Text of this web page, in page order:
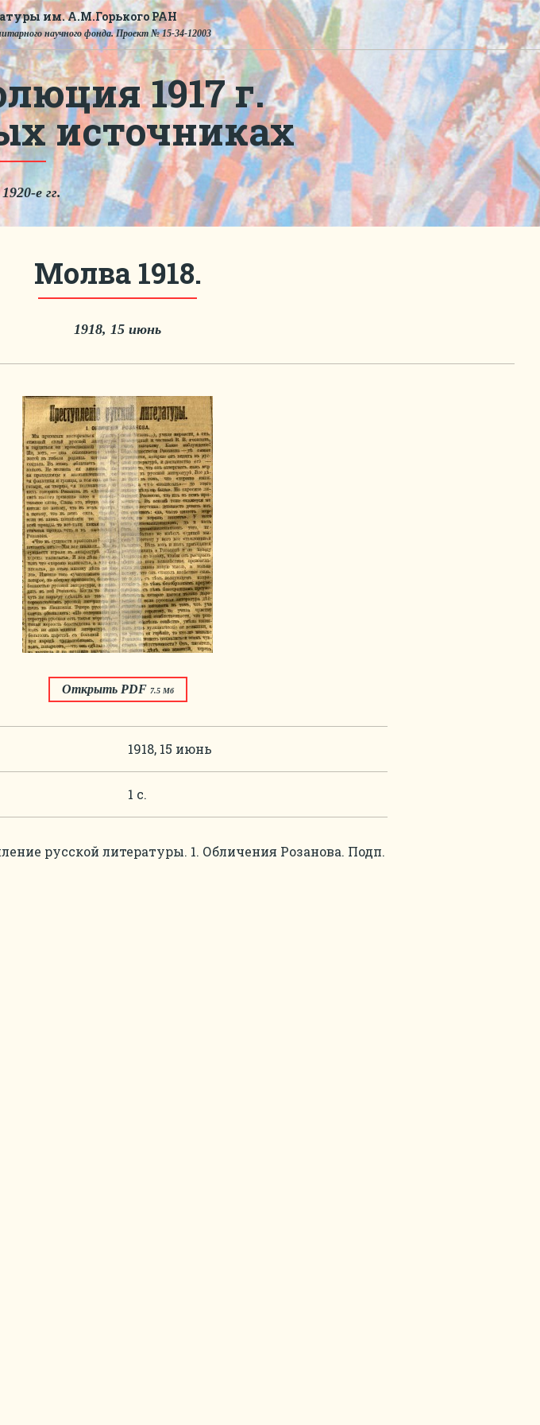
им. А.М.Горького РАН
научного фонда. Проект № 15-34-12003
1917 г.
источниках
е гг.
Молва 1918.
1918, 15 июнь
Открыть PDF 7.5 Мб
1918, 15 июнь
1 с.
русской литературы. 1. Обличения Розанова. Подп.